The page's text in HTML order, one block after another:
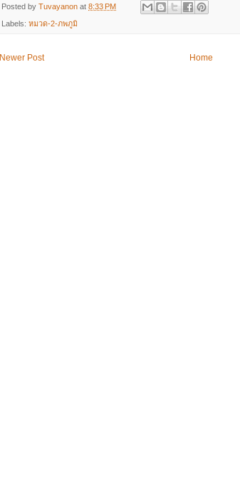
Posted by Tuvayanon at 8:33 PM
Labels: หมวด-2-ภพภูมิ
Newer Post Home